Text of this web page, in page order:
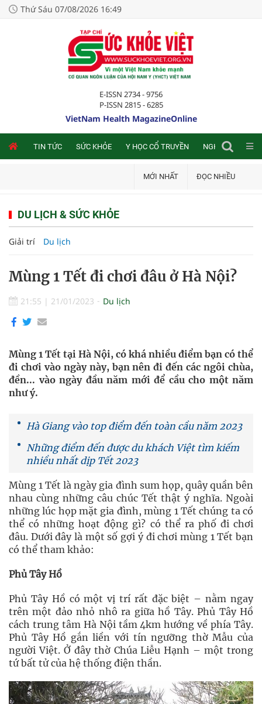
Thứ Sáu 07/08/2026 16:49
E-ISSN 2734 - 9756
P-ISSN 2815 - 6285
VietNam Health MagazineOnline
TIN TỨC SỨC KHỎE Y HỌC CỔ TRUYỀN NGHIÊN CỨU
MỚI NHẤT ĐỌC NHIỀU
DU LỊCH & SỨC KHỎE
Giải trí Du lịch
Mùng 1 Tết đi chơi đâu ở Hà Nội?
21:55 | 21/01/2023 Du lịch
Mùng 1 Tết tại Hà Nội, có khá nhiều điểm bạn có thể
đi chơi vào ngày này, bạn nên đi đến các ngôi chùa,
đền... vào ngày đầu năm mới để cầu cho một năm
như ý.
Hà Giang vào top điểm đến toàn cầu năm 2023
Những điểm đến được du khách Việt tìm kiếm
nhiều nhất dịp Tết 2023
Mùng 1 Tết là ngày gia đình sum họp, quây quần bên
nhau cùng những câu chúc Tết thật ý nghĩa. Ngoài
những lúc họp mặt gia đình, mùng 1 Tết chúng ta có
thể có những hoạt động gì? có thể ra phố đi chơi
đâu. Dưới đây là một số gợi ý đi chơi mùng 1 Tết bạn
có thể tham khảo:
Phủ Tây Hồ
Phủ Tây Hồ có một vị trí rất đặc biệt – nằm ngay
trên một đảo nhỏ nhô ra giữa hồ Tây. Phủ Tây Hồ
cách trung tâm Hà Nội tầm 4km hướng về phía Tây.
Phủ Tây Hồ gắn liền với tín ngưỡng thờ Mẫu của
người Việt. Ở đây thờ Chúa Liễu Hạnh – một trong
tứ bất tử của hệ thống điện thần.